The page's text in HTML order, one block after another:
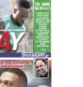
και
γράμματα.